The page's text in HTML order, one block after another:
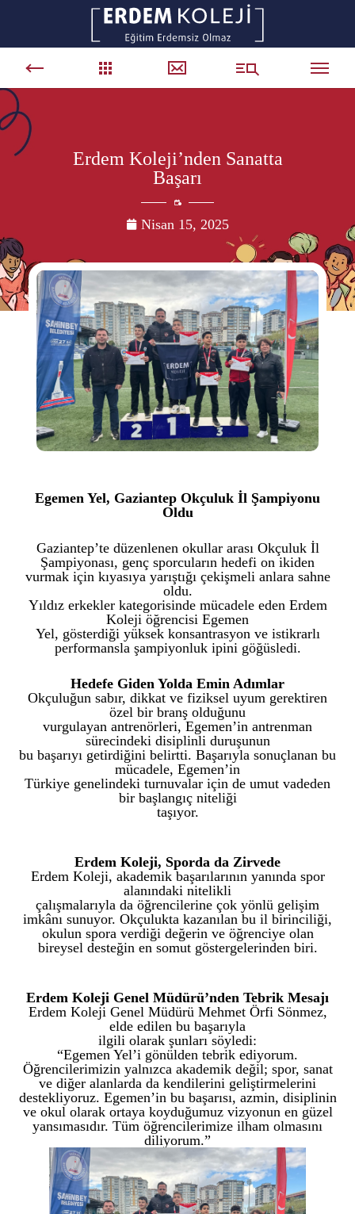
Erdem Koleji’nden Sanatta
Başarı
Nisan 15, 2025
Egemen Yel, Gaziantep Okçuluk İl Şampiyonu
Oldu
Gaziantep’te düzenlenen okullar arası Okçuluk İl
Şampiyonası, genç sporcuların hedefi on ikiden
vurmak için kıyasıya yarıştığı çekişmeli anlara sahne
oldu.
Yıldız erkekler kategorisinde mücadele eden Erdem
Koleji öğrencisi Egemen
Yel, gösterdiği yüksek konsantrasyon ve istikrarlı
performansla şampiyonluk ipini göğüsledi.
Hedefe Giden Yolda Emin Adımlar
Okçuluğun sabır, dikkat ve fiziksel uyum gerektiren
özel bir branş olduğunu
vurgulayan antrenörleri, Egemen’in antrenman
sürecindeki disiplinli duruşunun
bu başarıyı getirdiğini belirtti. Başarıyla sonuçlanan bu
mücadele, Egemen’in
Türkiye genelindeki turnuvalar için de umut vadeden
bir başlangıç niteliği
taşıyor.
Erdem Koleji, Sporda da Zirvede
Erdem Koleji, akademik başarılarının yanında spor
alanındaki nitelikli
çalışmalarıyla da öğrencilerine çok yönlü gelişim
imkânı sunuyor. Okçulukta kazanılan bu il birinciliği,
okulun spora verdiği değerin ve öğrenciye olan
bireysel desteğin en somut göstergelerinden biri.
Erdem Koleji Genel Müdürü’nden Tebrik Mesajı
Erdem Koleji Genel Müdürü Mehmet Örfi Sönmez,
elde edilen bu başarıyla
ilgili olarak şunları söyledi:
“Egemen Yel’i gönülden tebrik ediyorum.
Öğrencilerimizin yalnızca akademik değil; spor, sanat
ve diğer alanlarda da kendilerini geliştirmelerini
destekliyoruz. Egemen’in bu başarısı, azmin, disiplinin
ve okul olarak ortaya koyduğumuz vizyonun en güzel
yansımasıdır. Tüm öğrencilerimize ilham olmasını
diliyorum.”